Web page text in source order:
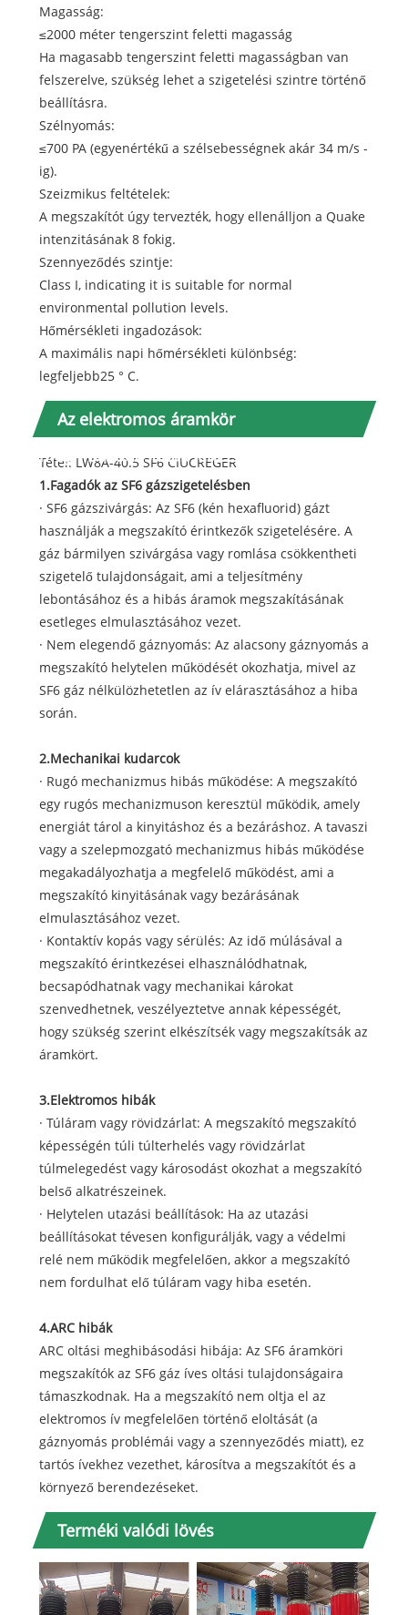
Magasság:
≤2000 méter tengerszint feletti magasság
Ha magasabb tengerszint feletti magasságban van
felszerelve, szükség lehet a szigetelési szintre történő
beállításra.
Szélnyomás:
≤700 PA (egyenértékű a szélsebességnek akár 34 m/s -
ig).
Szeizmikus feltételek:
A megszakítót úgy tervezték, hogy ellenálljon a Quake
intenzitásának 8 fokig.
Szennyeződés szintje:
Class I, indicating it is suitable for normal
environmental pollution levels.
Hőmérsékleti ingadozások:
A maximális napi hőmérsékleti különbség:
legfeljebb25 ° C.
Az elektromos áramkör
meghibásodásának lehetséges okai
Tétel: LW8A-40.5 SF6 CIUCREGER
1.Fagadók az SF6 gázszigetelésben
· SF6 gázszivárgás: Az SF6 (kén hexafluorid) gázt
használják a megszakító érintkezők szigetelésére. A
gáz bármilyen szivárgása vagy romlása csökkentheti
szigetelő tulajdonságait, ami a teljesítmény
lebontásához és a hibás áramok megszakításának
esetleges elmulasztásához vezet.
· Nem elegendő gáznyomás: Az alacsony gáznyomás a
megszakító helytelen működését okozhatja, mivel az
SF6 gáz nélkülözhetetlen az ív elárasztásához a hiba
során.
2.Mechanikai kudarcok
· Rugó mechanizmus hibás működése: A megszakító
egy rugós mechanizmuson keresztül működik, amely
energiát tárol a kinyitáshoz és a bezáráshoz. A tavaszi
vagy a szelepmozgató mechanizmus hibás működése
megakadályozhatja a megfelelő működést, ami a
megszakító kinyitásának vagy bezárásának
elmulasztásához vezet.
· Kontaktív kopás vagy sérülés: Az idő múlásával a
megszakító érintkezései elhasználódhatnak,
becsapódhatnak vagy mechanikai károkat
szenvedhetnek, veszélyeztetve annak képességét,
hogy szükség szerint elkészítsék vagy megszakítsák az
áramkört.
3.Elektromos hibák
· Túláram vagy rövidzárlat: A megszakító megszakító
képességén túli túlterhelés vagy rövidzárlat
túlmelegedést vagy károsodást okozhat a megszakító
belső alkatrészeinek.
· Helytelen utazási beállítások: Ha az utazási
beállításokat tévesen konfigurálják, vagy a védelmi
relé nem működik megfelelően, akkor a megszakító
nem fordulhat elő túláram vagy hiba esetén.
4.ARC hibák
ARC oltási meghibásodási hibája: Az SF6 áramköri
megszakítók az SF6 gáz íves oltási tulajdonságaira
támaszkodnak. Ha a megszakító nem oltja el az
elektromos ív megfelelően történő eloltását (a
gáznyomás problémái vagy a szennyeződés miatt), ez
tartós ívekhez vezethet, károsítva a megszakítót és a
környező berendezéseket.
Terméki valódi lövés